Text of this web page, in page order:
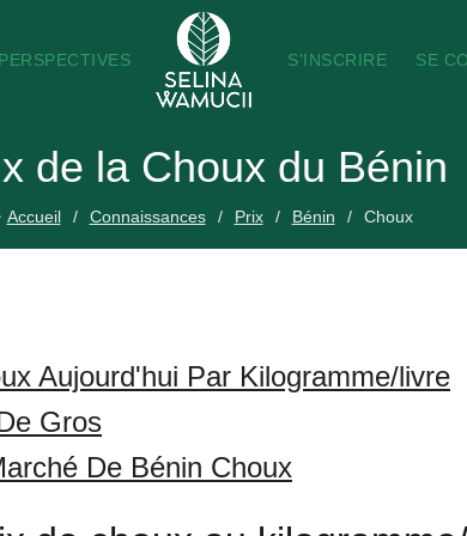
PERSPECTIVES S'INSCRIRE SE
de la Choux du Bénin
Accueil Connaissances Prix Bénin Choux
Aujourd'hui Par Kilogramme/livre
Gros
De Bénin Choux